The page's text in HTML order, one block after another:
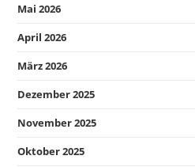
Mai 2026
April 2026
März 2026
Dezember 2025
November 2025
Oktober 2025